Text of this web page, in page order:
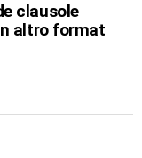
clausole
altro format